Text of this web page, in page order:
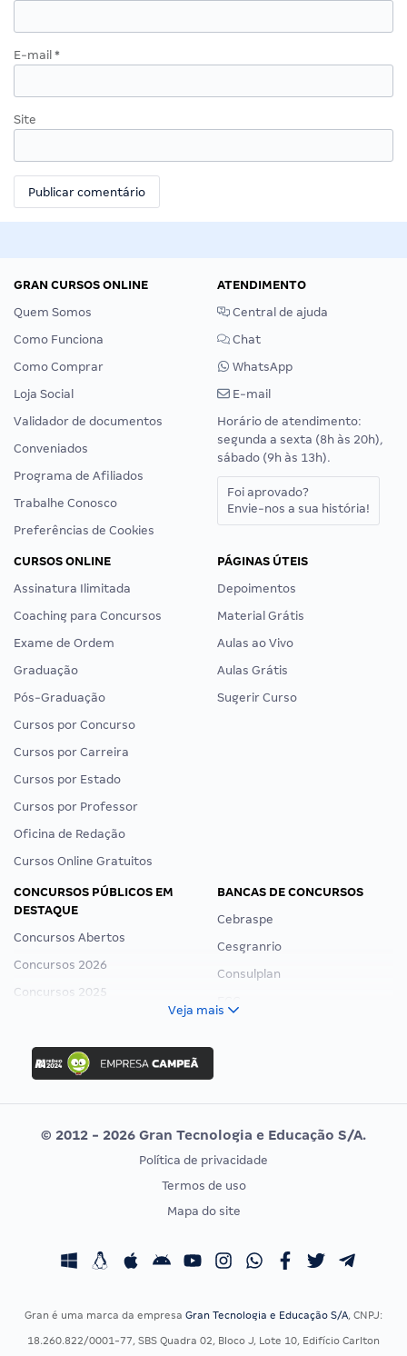
E-mail *
Site
GRAN CURSOS ONLINE
Quem Somos
Como Funciona
Como Comprar
Loja Social
Validador de documentos
Conveniados
Programa de Afiliados
Trabalhe Conosco
Preferências de Cookies
ATENDIMENTO
Central de ajuda
Chat
WhatsApp
E-mail
Horário de atendimento:
segunda a sexta (8h às 20h),
sábado (9h às 13h).
Foi aprovado?
Envie-nos a sua história!
CURSOS ONLINE
Assinatura Ilimitada
Coaching para Concursos
Exame de Ordem
Graduação
Pós-Graduação
Cursos por Concurso
Cursos por Carreira
Cursos por Estado
Cursos por Professor
Oficina de Redação
Cursos Online Gratuitos
PÁGINAS ÚTEIS
Depoimentos
Material Grátis
Aulas ao Vivo
Aulas Grátis
Sugerir Curso
CONCURSOS PÚBLICOS EM
DESTAQUE
Concursos Abertos
Concursos 2026
Concursos 2025
Concurso Ibama
Concurso MPU
Editais publicados
BANCAS DE CONCURSOS
Cebraspe
Cesgranrio
Consulplan
Vunesp
CONCURSOS POR PROFISSÃO
Concursos Fiscais
EXAME DE ORDEM
Calendário OAB
Veja mais
© 2012 - 2026 Gran Tecnologia e Educação S/A.
Política de privacidade
Termos de uso
Mapa do site
Gran é uma marca da empresa Gran Tecnologia e Educação S/A, CNPJ:
18.260.822/0001-77, SBS Quadra 02, Bloco J, Lote 10, Edifício Carlton